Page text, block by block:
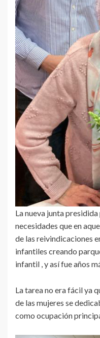
La nueva junta
necesidades que en
de las reivindicaciones
infantiles creando
infantil , y así fue años
La tarea no era fácil ya
de las mujeres se
como ocupación